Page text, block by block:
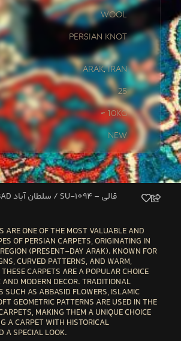
Wool
Persian knot
Arak, Iran
25
≈ 10kg
New
SULTANABAD سلطان آباد / SU-1094 – قالی
ARE ONE OF THE MOST VALUABLE AND
OF PERSIAN CARPETS, ORIGINATING IN
(PRESENT-DAY ARAK). KNOWN FOR
CURVED PATTERNS, AND WARM,
CARPETS ARE A POPULAR CHOICE
AND MODERN DECOR. TRADITIONAL
SUCH AS ABBASID FLOWERS, ISLAMIC
GEOMETRIC PATTERNS ARE USED IN THE
MAKING THEM A UNIQUE CHOICE
A CARPET WITH HISTORICAL
A SPECIAL LOOK.